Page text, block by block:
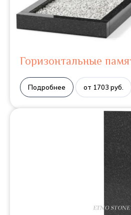
Горизонтальные
Подробнее от 1703 руб.